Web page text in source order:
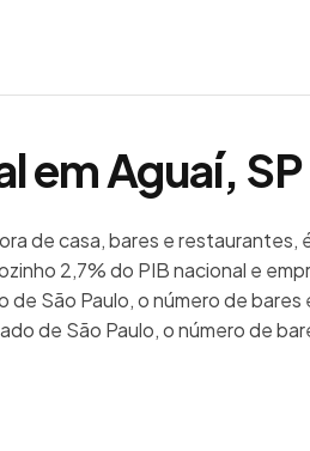
em Aguaí, SP
de casa, bares e restaurantes,
2,7% do PIB nacional e
de São Paulo, o número de
de São Paulo, o número de